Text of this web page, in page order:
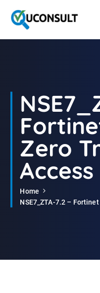
a
Zero
Access
Home
NSE7_ZTA-7.2 –